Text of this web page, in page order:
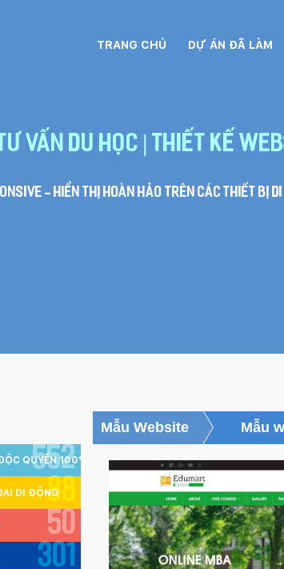
TRANG CHỦ DỰ ÁN ĐÃ LÀM
vấn du học | Thiết kế
- hiển thị hoàn hảo trên các thiết bị di
Mẫu Website Mẫu
QUYỀN 100%
552
DI ĐỘNG88
50
301